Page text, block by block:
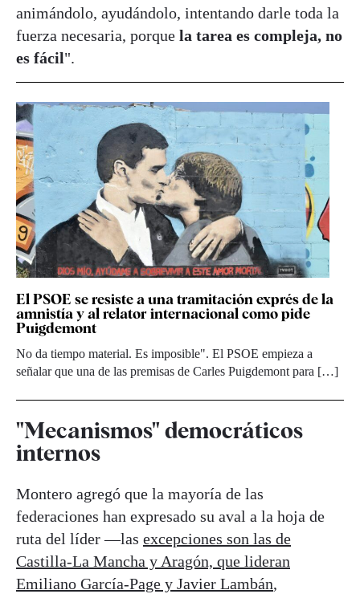
animándolo, ayudándolo, intentando darle toda la
fuerza necesaria, porque la tarea es compleja, no
es fácil".
El PSOE se resiste a una tramitación exprés de la
amnistía y al relator internacional como pide
Puigdemont
No da tiempo material. Es imposible". El PSOE empieza a
señalar que una de las premisas de Carles Puigdemont para […]
"Mecanismos" democráticos
internos
Montero agregó que la mayoría de las
federaciones han expresado su aval a la hoja de
ruta del líder —las excepciones son las de
Castilla-La Mancha y Aragón, que lideran
Emiliano García-Page y Javier Lambán,